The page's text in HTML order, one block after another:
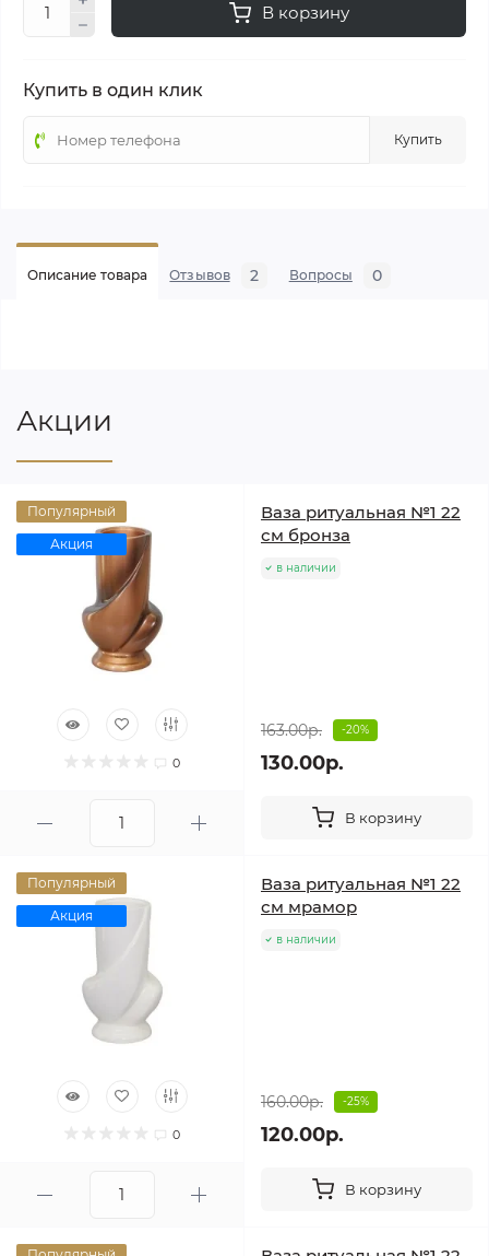
В корзину
Купить в один клик
Купить
Описание товара Отзывов 2 Вопросы 0
Акции
Популярный
Акция
0
Ваза ритуальная №1 22
см бронза
в наличии
163.00р. -20%
130.00р.
В корзину
Популярный
Акция
0
Ваза ритуальная №1 22
см мрамор
в наличии
160.00р. -25%
120.00р.
В корзину